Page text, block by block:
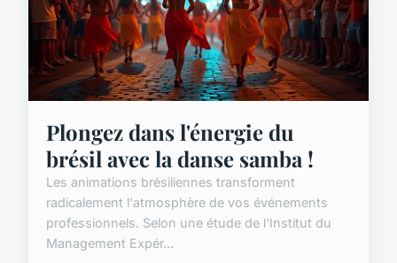
Plongez dans l'énergie du
brésil avec la danse samba !
Les animations brésiliennes transforment
radicalement l'atmosphère de vos événements
professionnels. Selon une étude de l'Institut du
Management Expér...